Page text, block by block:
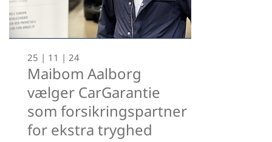
25 | 11 | 24
Maibom Aalborg
vælger CarGarantie
som forsikringspartner
for ekstra tryghed